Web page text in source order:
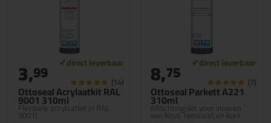
Ottoseal Acrylaatkit RAL
9001 310ml
Flexibele acrylaatkit in RAL
9001!
3,99 (14)
Ottoseal Parkett A221
310ml
Afdichtingskit voor vloeren
van hout, laminaat en kurk
8,75 (7)